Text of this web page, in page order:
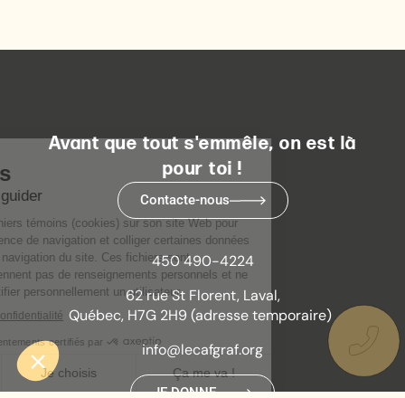
Avant que tout s'emmêle, on est là
pour toi !
Contacte-nous
450 490-4224
62 rue St Florent, Laval,
Québec, H7G 2H9 (adresse temporaire)
info@lecafgraf.org
JE DONNE